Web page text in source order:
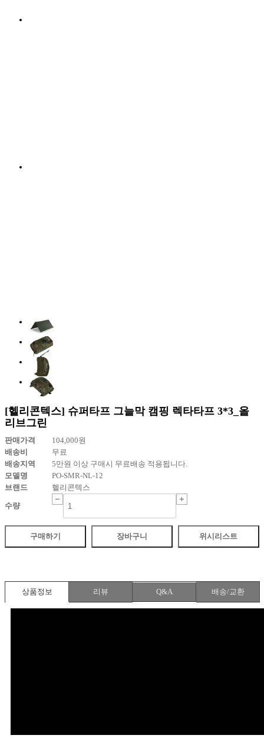
[헬리콘텍스] 슈퍼타프 그늘막 캠핑 렉타타프 3*3_올
리브그린
판매가격 104,000원
배송비
무료
배송지역
5만원 이상 구매시 무료배송 적용됩니다.
모델명
PO-SMR-NL-12
브랜드
헬리콘텍스
수량
구매하기 장바구니 위시리스트
상품정보 리뷰 Q&A 배송/교환